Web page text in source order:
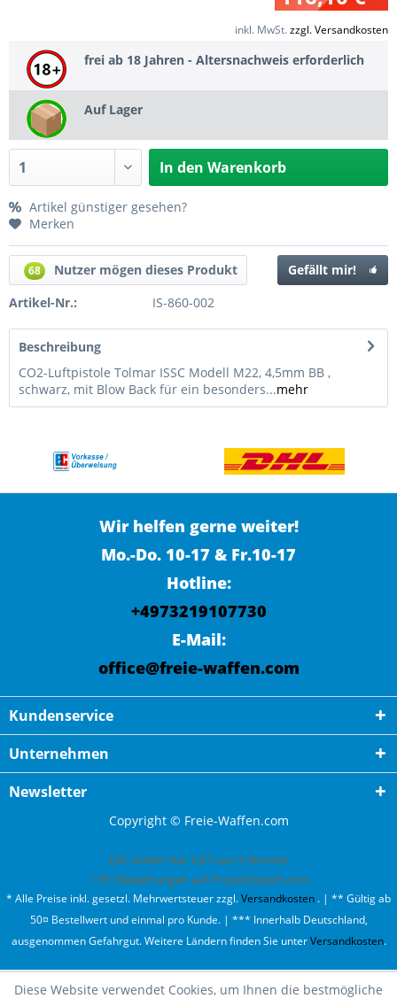
inkl. MwSt.zzgl. Versandkosten
frei ab 18 Jahren - Altersnachweis erforderlich
Auf Lager
In den Warenkorb
Artikel günstiger gesehen?
Merken
68 Nutzer mögen dieses Produkt
Gefällt mir!
Artikel-Nr.:
IS-860-002
Beschreibung
CO2-Luftpistole Tolmar ISSC Modell M22, 4,5mm BB ,
schwarz, mit Blow Back für ein besonders...mehr
Wir helfen gerne weiter!
Mo.-Do. 10-17 & Fr.10-17
Hotline:
+4973219107730
E-Mail:
office@freie-waffen.com
Kundenservice
Unternehmen
Newsletter
Copyright © Freie-Waffen.com
ESC GmbH hat 4,87von 5Sternen
| 791 Bewertungen auf ProvenExpert.com
* Alle Preise inkl. gesetzl. Mehrwertsteuer zzgl.Versandkosten . | ** Gültig ab
50¤ Bestellwert und einmal pro Kunde. | *** Innerhalb Deutschland,
ausgenommen Gefahrgut. Weitere Ländern finden Sie unterVersandkosten.
Diese Website verwendet Cookies, um Ihnen die bestmögliche